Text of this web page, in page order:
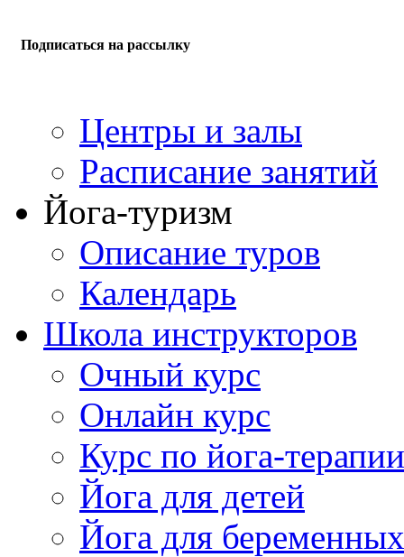
Подписаться на рассылку
Центры и залы
Расписание занятий
Йога-туризм
Описание туров
Календарь
Школа инструкторов
Очный курс
Онлайн курс
Курс по йога-терапии
Йога для детей
Йога для беременных